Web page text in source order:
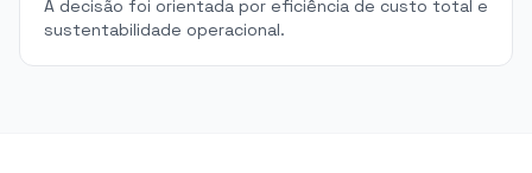
A decisão foi orientada por eficiência de custo total e
sustentabilidade operacional.